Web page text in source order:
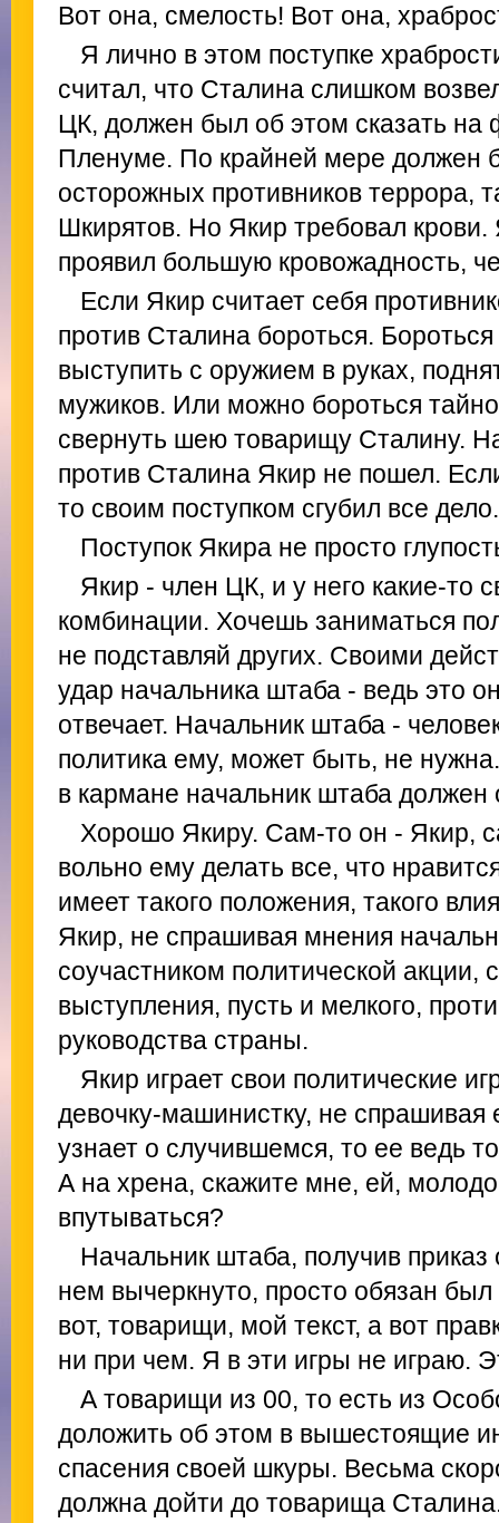
Вот она, смелость! Вот она,
Я лично в этом поступке
считал, что Сталина слишком
ЦК, должен был об этом сказать на
Пленуме. По крайней мере должен
осторожных противников террора,
Шкирятов. Но Якир требовал
проявил большую кровожадность,
Если Якир считает себя
против Сталина бороться.
выступить с оружием в руках,
мужиков. Или можно бороться тайно
свернуть шею товарищу Сталину.
против Сталина Якир не пошел.
то своим поступком сгубил все дело.
Поступок Якира не просто
Якир - член ЦК, и у него какие-то
комбинации. Хочешь заниматься
не подставляй других. Своими
удар начальника штаба - ведь это
отвечает. Начальник штаба -
политика ему, может быть, не
в кармане начальник штаба должен
Хорошо Якиру. Сам-то он - Якир,
вольно ему делать все, что
имеет такого положения, такого
Якир, не спрашивая мнения
соучастником политической акции,
выступления, пусть и мелкого,
руководства страны.
Якир играет свои политические
девочку-машинистку, не спрашивая
узнает о случившемся, то ее ведь
А на хрена, скажите мне, ей,
впутываться?
Начальник штаба, получив приказ
нем вычеркнуто, просто обязан
вот, товарищи, мой текст, а вот
ни при чем. Я в эти игры не играю.
А товарищи из 00, то есть из
доложить об этом в вышестоящие
спасения своей шкуры. Весьма
должна дойти до товарища